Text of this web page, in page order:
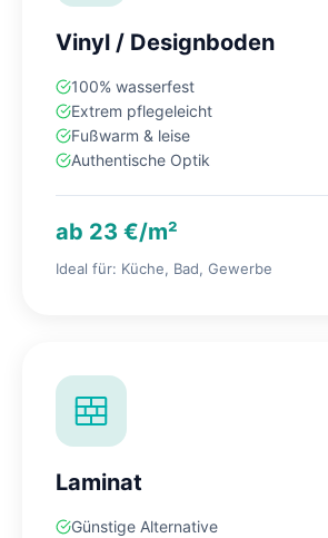
Vinyl / Designboden
100% wasserfest
Extrem pflegeleicht
Fußwarm & leise
Authentische Optik
ab 23 €/m²
Ideal für: Küche, Bad, Gewerbe
Laminat
Günstige Alternative